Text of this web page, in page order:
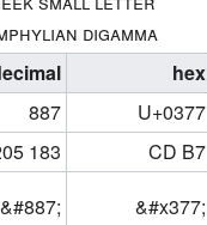
digamma
hex
887
U+0377
183
CD B7
&#887; &#x377;